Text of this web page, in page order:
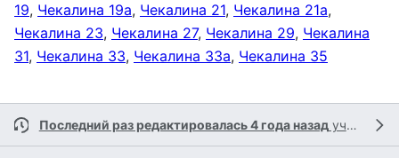
19, Чекалина 19а, Чекалина 21, Чекалина 21а,
Чекалина 23, Чекалина 27, Чекалина 29, Чекалина
31, Чекалина 33, Чекалина 33а, Чекалина 35
Последний раз редактировалась 4 года назадучастником